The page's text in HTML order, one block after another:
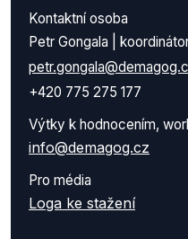
Kontaktní osoba
Petr Gongala |
+420 775 275 177
Výtky k hodnocením,
info@demagog.cz
Pro média
Loga ke stažení